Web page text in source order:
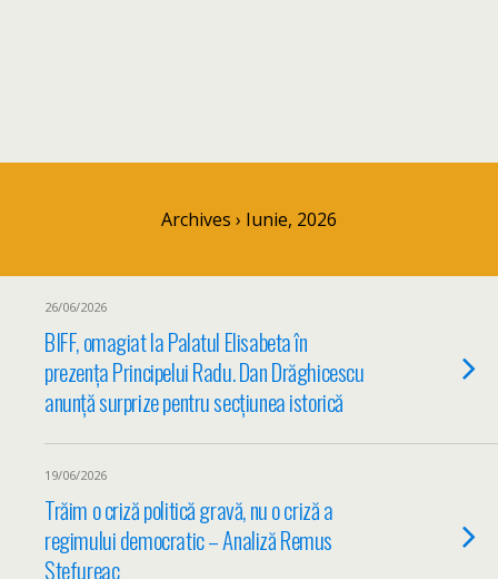
Archives › Iunie, 2026
26/06/2026
BIFF, omagiat la Palatul Elisabeta în
prezența Principelui Radu. Dan Drăghicescu
anunță surprize pentru secțiunea istorică
19/06/2026
Trăim o criză politică gravă, nu o criză a
regimului democratic – Analiză Remus
Ștefureac